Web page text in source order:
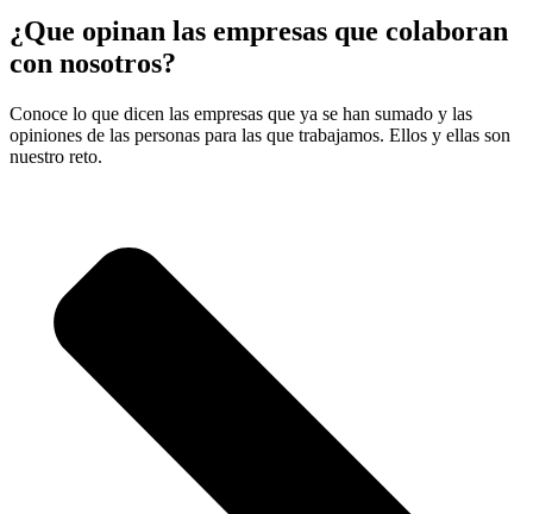
¿Que opinan las empresas que colaboran
con nosotros?
Conoce lo que dicen las empresas que ya se han sumado y las
opiniones de las personas para las que trabajamos. Ellos y ellas son
nuestro reto.